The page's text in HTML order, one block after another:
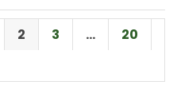
Machinery med
huvudagenturen Claas. Hur
går det för Swedish Agro
2 3 …
20